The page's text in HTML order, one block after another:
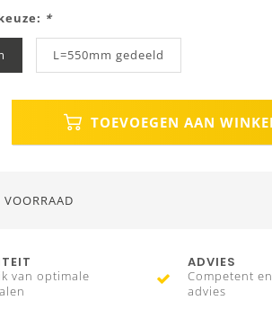
*
L=550mm gedeeld
TOEVOEGEN AAN
VOORRAAD
van optimale
ADVIES
Competent
advies